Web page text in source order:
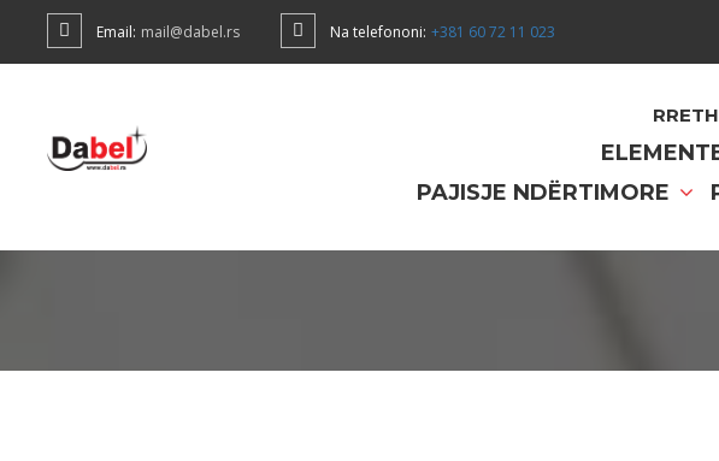
Email: mail@dabel.rs Na telefononi: +381 60 72 11 023
PAJISJE NDËRTIMORE